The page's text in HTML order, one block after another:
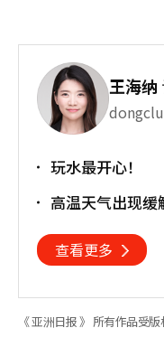
王海纳
玩水最开心！
高温天气出现
查看更多
《 亚洲日报 》 所有作品受